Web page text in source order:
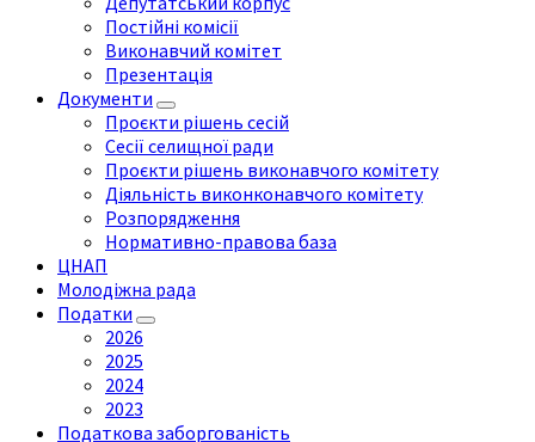
Постійні комісії
Виконавчий комітет
Презентація
Документи
Проєкти рішень сесій
Сесії селищної ради
Проєкти рішень виконавчого комітету
Діяльність виконконавчого комітету
Розпорядження
Нормативно-правова база
ЦНАП
Молодіжна рада
Податки
2026
2025
2024
2023
Податкова заборгованість